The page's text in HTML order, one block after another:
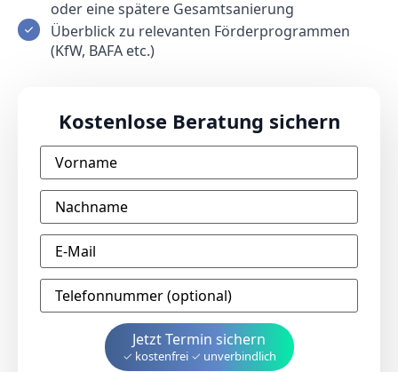
oder eine spätere Gesamtsanierung
Überblick zu relevanten Förderprogrammen
(KfW, BAFA etc.)
Kostenlose Beratung sichern
Vorname
Nachname
E-
Mail
*
Telefonnummer
(optional)
*
JetztTermin sichern